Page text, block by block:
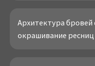
Архитектура
окрашивание ресниц